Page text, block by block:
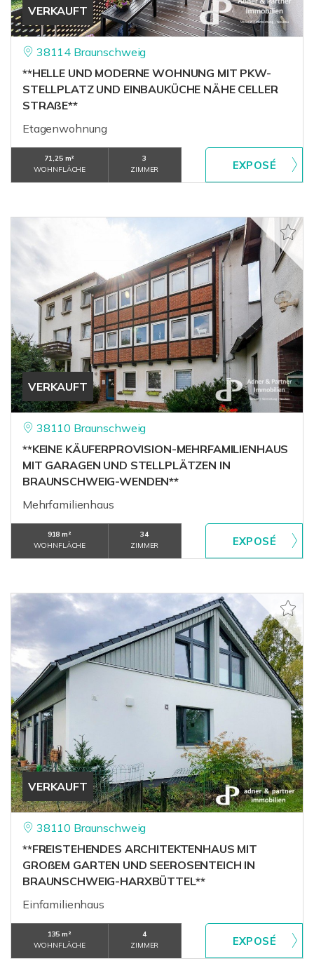
VERKAUFT
38114 Braunschweig
**HELLE UND MODERNE WOHNUNG MIT PKW-
STELLPLATZ UND EINBAUKÜCHE NÄHE CELLER
STRAßE**
Etagenwohnung
71,25 m²
WOHNFLÄCHE
3
ZIMMER
VERKAUFT
38110 Braunschweig
**KEINE KÄUFERPROVISION-MEHRFAMILIENHAUS
MIT GARAGEN UND STELLPLÄTZEN IN
BRAUNSCHWEIG-WENDEN**
Mehrfamilienhaus
918 m²
WOHNFLÄCHE
34
ZIMMER
VERKAUFT
38110 Braunschweig
**FREISTEHENDES ARCHITEKTENHAUS MIT
GROßEM GARTEN UND SEEROSENTEICH IN
BRAUNSCHWEIG-HARXBÜTTEL**
Einfamilienhaus
135 m²
WOHNFLÄCHE
4
ZIMMER